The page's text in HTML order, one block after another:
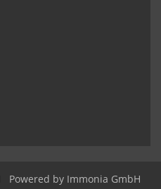
Powered by Immonia GmbH